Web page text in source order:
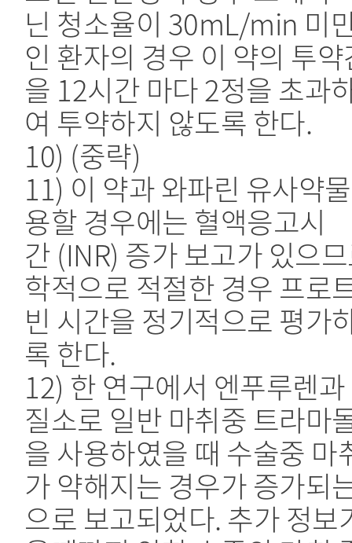
닌 청소율이 30mL/min 미
인 환자의 경우 이 약의 투
을 12시간 마다 2정을 초과
여 투약하지 않도록 한다.
10) (중략)
11) 이 약과 와파린 유사약
용할 경우에는 혈액응고시
간 (INR) 증가 보고가 있으
학적으로 적절한 경우 프로
빈 시간을 정기적으로 평가
록 한다.
12) 한 연구에서 엔푸루렌
질소로 일반 마취중 트라마
을 사용하였을 때 수술중 마
가 약해지는 경우가 증가되
으로 보고되었다. 추가 정보